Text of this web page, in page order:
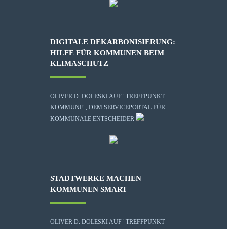
DIGITALE DEKARBONISIERUNG:
HILFE FÜR KOMMUNEN BEIM
KLIMASCHUTZ
OLIVER D. DOLESKI AUF "TREFFPUNKT
KOMMUNE", DEM SERVICEPORTAL FÜR
KOMMUNALE ENTSCHEIDER
STADTWERKE MACHEN
KOMMUNEN SMART
OLIVER D. DOLESKI AUF "TREFFPUNKT